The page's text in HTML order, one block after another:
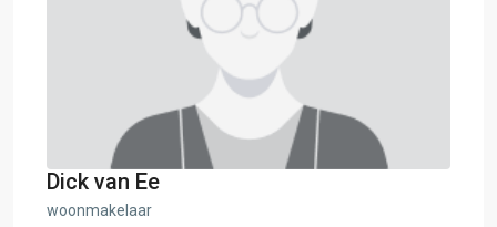
Dick van Ee
woonmakelaar